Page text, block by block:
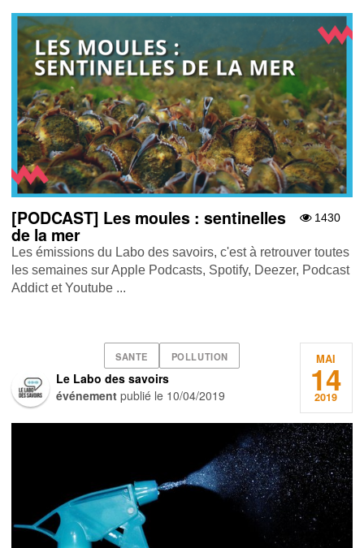
1430
[PODCAST] Les moules : sentinelles
de la mer
Les émissions du Labo des savoirs, c'est à retrouver toutes
les semaines sur Apple Podcasts , Spotify , Deezer , Podcast
Addict et Youtube ...
SANTE POLLUTION
Le Labo des savoirs
événement publié le 10/04/2019
MAI
14
2019